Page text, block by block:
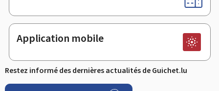
Application mobile
Restez informé des dernières actualités de Guichet.lu